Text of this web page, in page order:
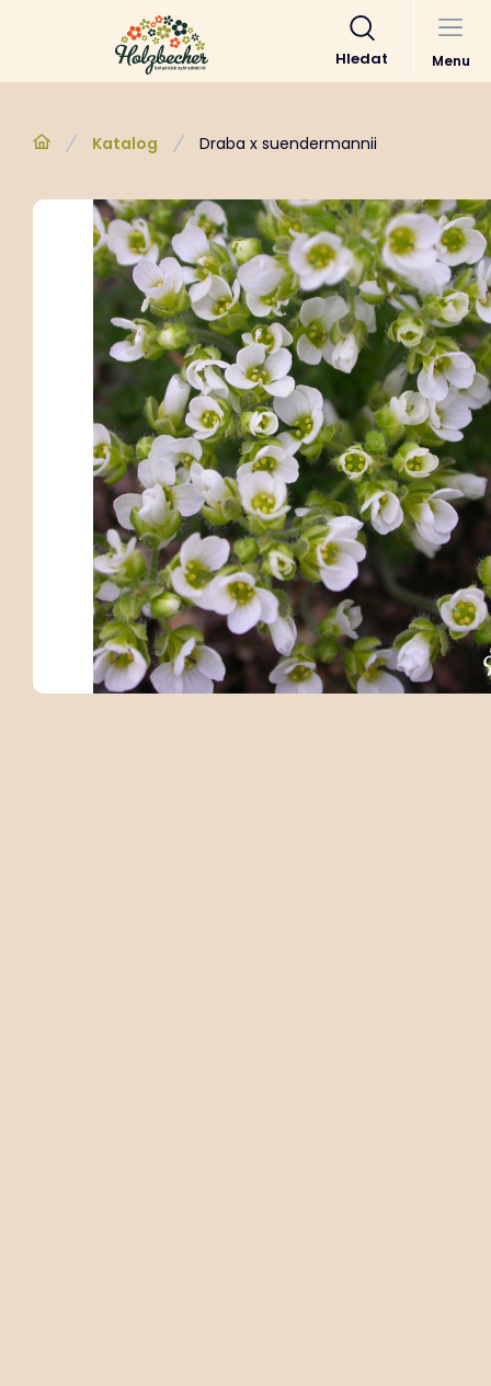
Hledat Menu
Katalog Draba x suendermannii